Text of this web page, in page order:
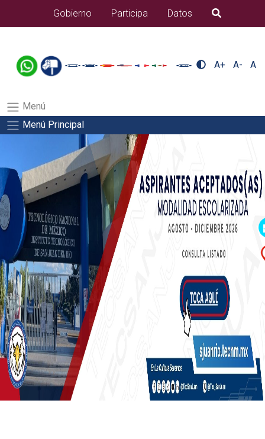
alumnos/residenciasSalida del comando:
Gobierno Participa Datos B�squeda
A+ A- A
Menú
Menú Principal